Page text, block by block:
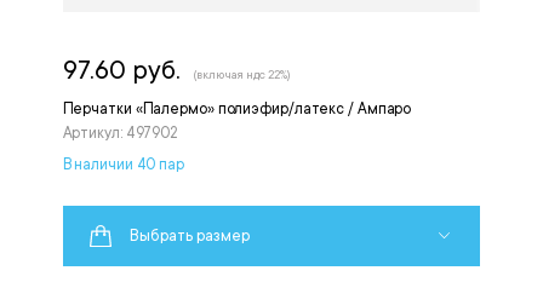
Перчатки «Палермо» полиэфир/латекс / Ампаро
Артикул: 497902
97.60 руб. (включая ндс 22%)
В наличии 40 пар
Выбрать размер